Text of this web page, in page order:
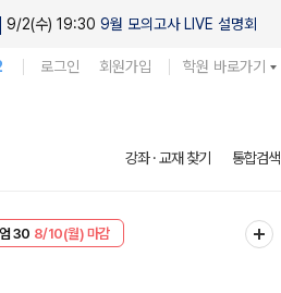
9/2(수) 19:30 9월 모의고사 LIVE 설명회
로그인 회원가입 학원 바로가기
강좌 · 교재 찾기 통합검색
8/10(월) 마감